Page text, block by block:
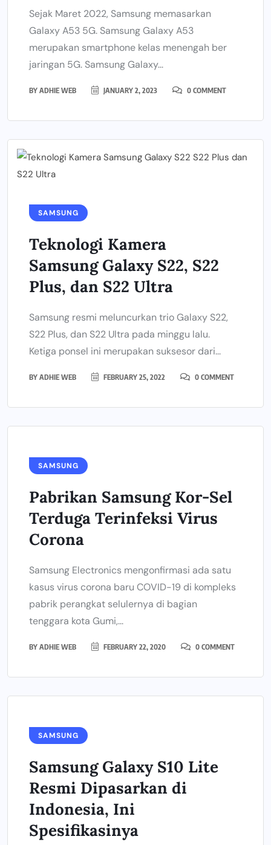
Sejak Maret 2022, Samsung memasarkan
Galaxy A53 5G. Samsung Galaxy A53
merupakan smartphone kelas menengah ber
jaringan 5G. Samsung Galaxy...
BY ADHIE WEB JANUARY 2, 2023 0 COMMENT
SAMSUNG
Teknologi Kamera
Samsung Galaxy S22, S22
Plus, dan S22 Ultra
Samsung resmi meluncurkan trio Galaxy S22,
S22 Plus, dan S22 Ultra pada minggu lalu.
Ketiga ponsel ini merupakan suksesor dari...
BY ADHIE WEB FEBRUARY 25, 2022 0 COMMENT
SAMSUNG
Pabrikan Samsung Kor-Sel
Terduga Terinfeksi Virus
Corona
Samsung Electronics mengonfirmasi ada satu
kasus virus corona baru COVID-19 di kompleks
pabrik perangkat selulernya di bagian
tenggara kota Gumi,...
BY ADHIE WEB FEBRUARY 22, 2020 0 COMMENT
SAMSUNG
Samsung Galaxy S10 Lite
Resmi Dipasarkan di
Indonesia, Ini
Spesifikasinya